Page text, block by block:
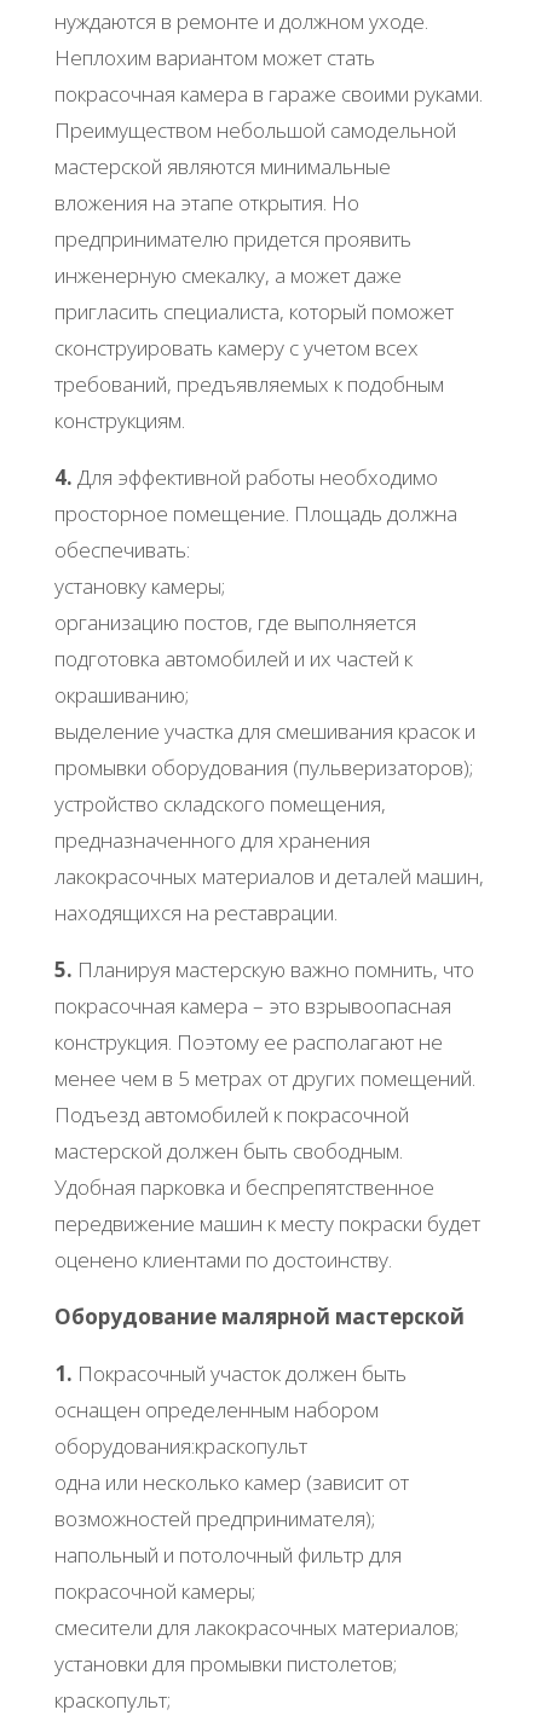
нуждаются в ремонте и должном уходе.
Неплохим вариантом может стать
покрасочная камера в гараже своими руками.
Преимуществом небольшой самодельной
мастерской являются минимальные
вложения на этапе открытия. Но
предпринимателю придется проявить
инженерную смекалку, а может даже
пригласить специалиста, который поможет
сконструировать камеру с учетом всех
требований, предъявляемых к подобным
конструкциям.
4. Для эффективной работы необходимо
просторное помещение. Площадь должна
обеспечивать:
установку камеры;
организацию постов, где выполняется
подготовка автомобилей и их частей к
окрашиванию;
выделение участка для смешивания красок и
промывки оборудования (пульверизаторов);
устройство складского помещения,
предназначенного для хранения
лакокрасочных материалов и деталей машин,
находящихся на реставрации.
5. Планируя мастерскую важно помнить, что
покрасочная камера – это взрывоопасная
конструкция. Поэтому ее располагают не
менее чем в 5 метрах от других помещений.
Подъезд автомобилей к покрасочной
мастерской должен быть свободным.
Удобная парковка и беспрепятственное
передвижение машин к месту покраски будет
оценено клиентами по достоинству.
Оборудование малярной мастерской
1. Покрасочный участок должен быть
оснащен определенным набором
оборудования:краскопульт
одна или несколько камер (зависит от
возможностей предпринимателя);
напольный и потолочный фильтр для
покрасочной камеры;
смесители для лакокрасочных материалов;
установки для промывки пистолетов;
краскопульт;